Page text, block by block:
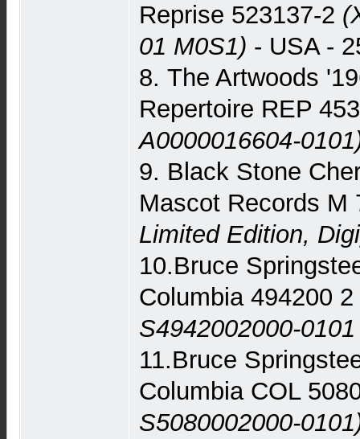
Reprise 523137-2
01 M0S1) - USA -
8. The Artwoods
Repertoire REP
A0000016604-
9. Black Stone
Mascot Records M
Limited Edition,
10.Bruce
Columbia 494200 2
S4942002000-
11.Bruce
Columbia COL
S5080002000-